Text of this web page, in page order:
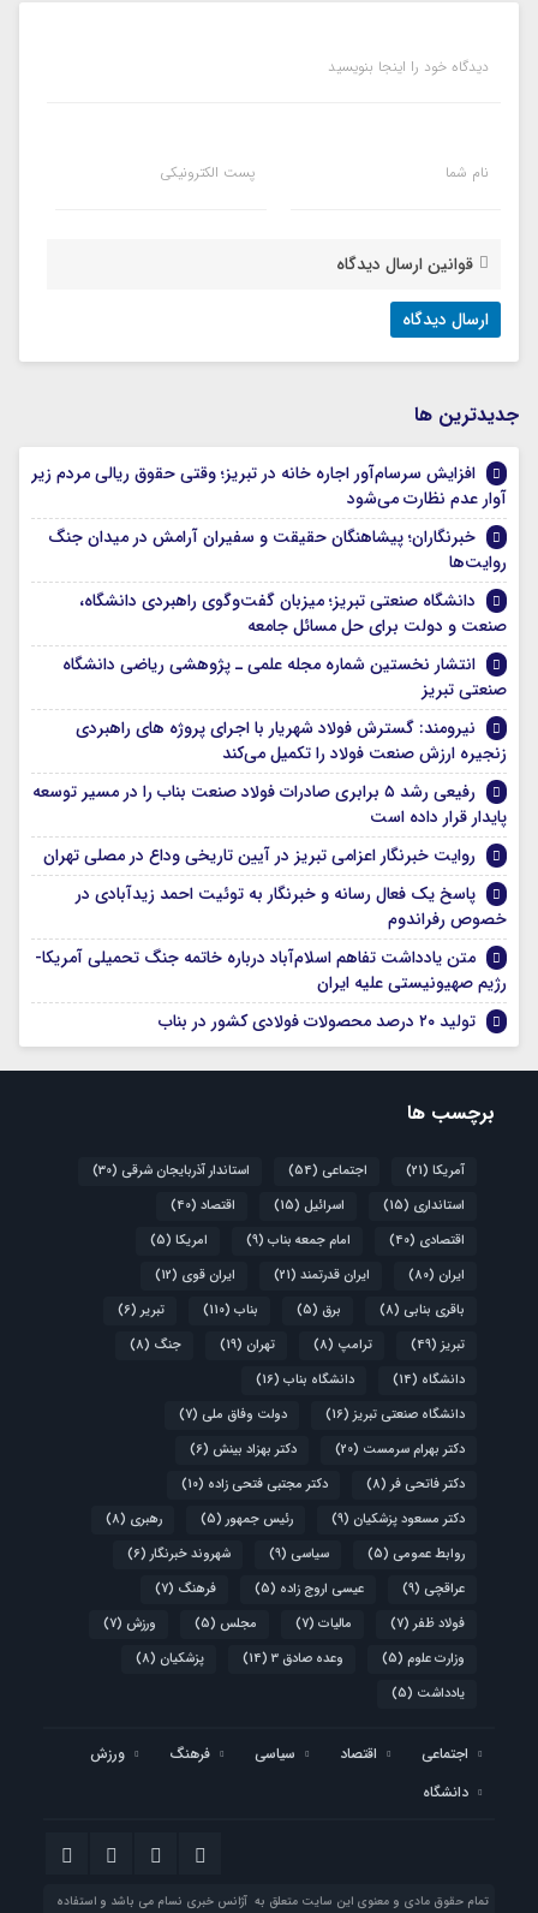
دیدگاه خود را اینجا بنویسید
نام شما پست الکترونیکی
قوانین ارسال دیدگاه
جديدترين ها
افزایش سرسام‌آور اجاره خانه در تبریز؛ وقتی حقوق ریالی مردم زیر
آوار عدم نظارت می‌شود
خبرنگاران؛ پیشاهنگان حقیقت و سفیران آرامش در میدان جنگ
روایت‌ها
دانشگاه صنعتی تبریز؛ میزبان گفت‌وگوی راهبردی دانشگاه،
صنعت و دولت برای حل مسائل جامعه
انتشار نخستین شماره مجله علمی ـ پژوهشی ریاضی دانشگاه
صنعتی تبریز
نیرومند: گسترش فولاد شهریار با اجرای پروژه های راهبردی
زنجیره ارزش صنعت فولاد را تکمیل می‌کند
رفیعی رشد ۵ برابری صادرات فولاد صنعت بناب را در مسیر توسعه
پایدار قرار داده است
روایت خبرنگار اعزامی تبریز در آیین تاریخی وداع در مصلی تهران
پاسخ یک فعال رسانه و خبرنگار به توئیت احمد زیدآبادی در
خصوص رفراندوم
متن یادداشت تفاهم اسلام‌آباد درباره خاتمه جنگ تحمیلی آمریکا-
رژیم صهیونیستی علیه ایران
تولید ۲۰ درصد محصولات فولادی کشور در بناب
برچسب ها
آمریکا (21) اجتماعی (54) استاندار آذربایجان شرقی (30)
استانداری (15) اسرائیل (15) اقتصاد (40)
اقتصادی (40) امام جمعه بناب (9) امریکا (5)
ایران (80) ایران قدرتمند (21) ایران قوی (12)
باقری بنابی (8) برق (5) بناب (110) تبریر(6)
تبریز(49) ترامپ (8) تهران (19) جنگ (8)
دانشگاه (14) دانشگاه بناب (16)
دانشگاه صنعتی تبریز(16) دولت وفاق ملی (7)
دکتر بهرام سرمست (20) دکتر بهزاد بینش (6)
دکتر فاتحی فر(8) دکتر مجتبی فتحی زاده (10)
دکتر مسعود پزشکیان (9) رئیس جمهور(5) رهبری (8)
روابط عمومی (5) سیاسی (9) شهروند خبرنگار(6)
عراقچی (9) عیسی اروج زاده (5) فرهنگ (7)
فولاد ظفر(7) مالیات (7) مجلس (5) ورزش (7)
وزارت علوم (5) وعده صادق 3 (14) پزشکیان (8)
یادداشت (5)
اجتماعی اقتصاد سیاسی فرهنگ
ورزش
دانشگاه
تمام حقوق مادی و معنوی این سایت متعلق به آژانس خبری نسام می باشد و استفاده